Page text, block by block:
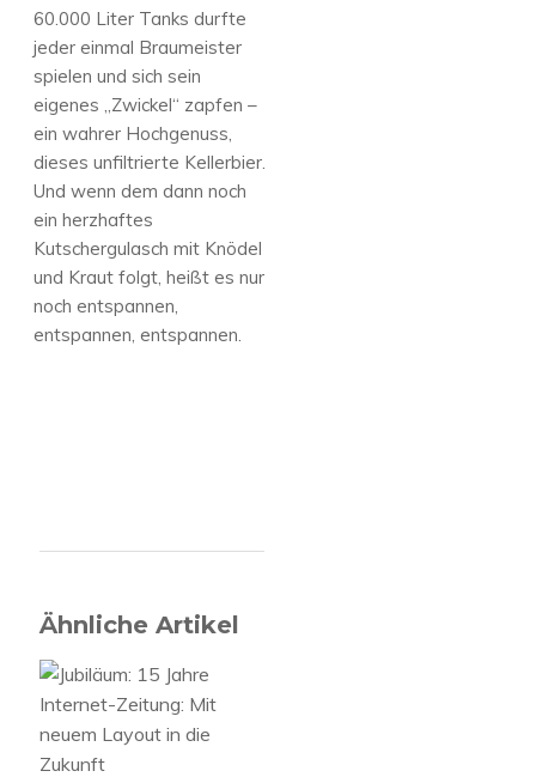
60.000 Liter Tanks durfte
jeder einmal Braumeister
spielen und sich sein
eigenes „Zwickel“ zapfen –
ein wahrer Hochgenuss,
dieses unfiltrierte Kellerbier.
Und wenn dem dann noch
ein herzhaftes
Kutschergulasch mit Knödel
und Kraut folgt, heißt es nur
noch entspannen,
entspannen, entspannen.
Ähnliche Artikel